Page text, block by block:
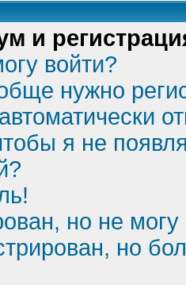
и
войти?
нужно
я не
но не могу
но